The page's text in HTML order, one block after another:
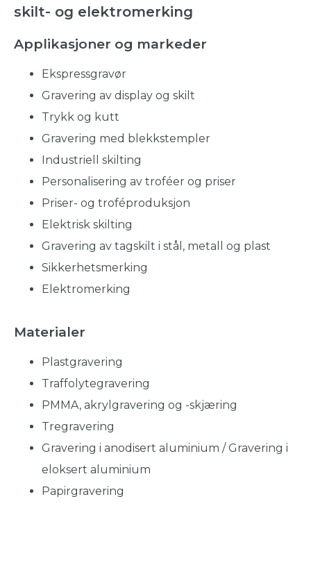
skilt- og elektromerking
Applikasjoner og markeder
Ekspressgravør
Gravering av display og skilt
Trykk og kutt
Gravering med blekkstempler
Industriell skilting
Personalisering av troféer og priser
Priser- og troféproduksjon
Elektrisk skilting
Gravering av tagskilt i stål, metall og plast
Sikkerhetsmerking
Elektromerking
Materialer
Plastgravering
Traffolytegravering
PMMA, akrylgravering og -skjæring
Tregravering
Gravering i anodisert aluminium / Gravering i
eloksert aluminium
Papirgravering